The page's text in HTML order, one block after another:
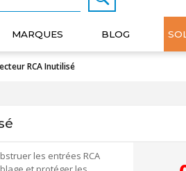
MARQUES BLOG
RCA Inutilisé
les entrées RCA